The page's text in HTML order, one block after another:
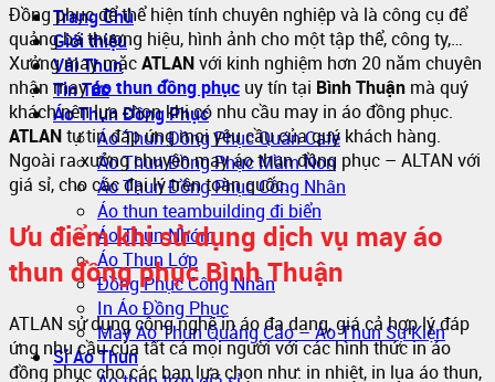
Trang Chủ
Giới thiệu
Vải Thun
Tin Tức
Áo Thun Đồng Phục
Áo Thun Đồng Phục Quán Cafe
Áo Thun Đồng Phục Mầm Non
Áo Thun Đồng Phục Công Nhân
Áo thun teambuilding đi biển
Áo Thun Nhóm
Áo Thun Lớp
Đồng Phục Công Nhân
In Áo Đồng Phục
May Áo Thun Quảng Cáo – Áo Thun Sự Kiện
Sỉ Áo Thun
Đồng phục để thể hiện tính chuyên nghiệp và là công cụ để
quảng bá thương hiệu, hình ảnh cho một tập thể, công ty,…
Xưởng may mặcATLANvới kinh nghiệm hơn 20 năm chuyên
nhận mayáo thun đồng phục uy tín tại Bình Thuận mà quý
khách nên lựa chọn khi có nhu cầu may in áo đồng phục.
ATLANtự tin đáp ứng mọi yêu cầu của quý khách hàng.
Ngoài ra xưởng chuyên may áo thun đồng phục – ALTAN với
giá sỉ, cho các đại lý trên toàn quốc.
Ưu điểm khi sử dụng dịch vụ may áo
thun đồng phục Bình Thuận
ATLAN sử dụng công nghệ in áo đa dạng, giá cả hợp lý đáp
ứng nhu cầu của tất cả mọi người với các hình thức in áo
đồng phục cho các bạn lựa chọn như: in nhiệt, in lụa áo thun,